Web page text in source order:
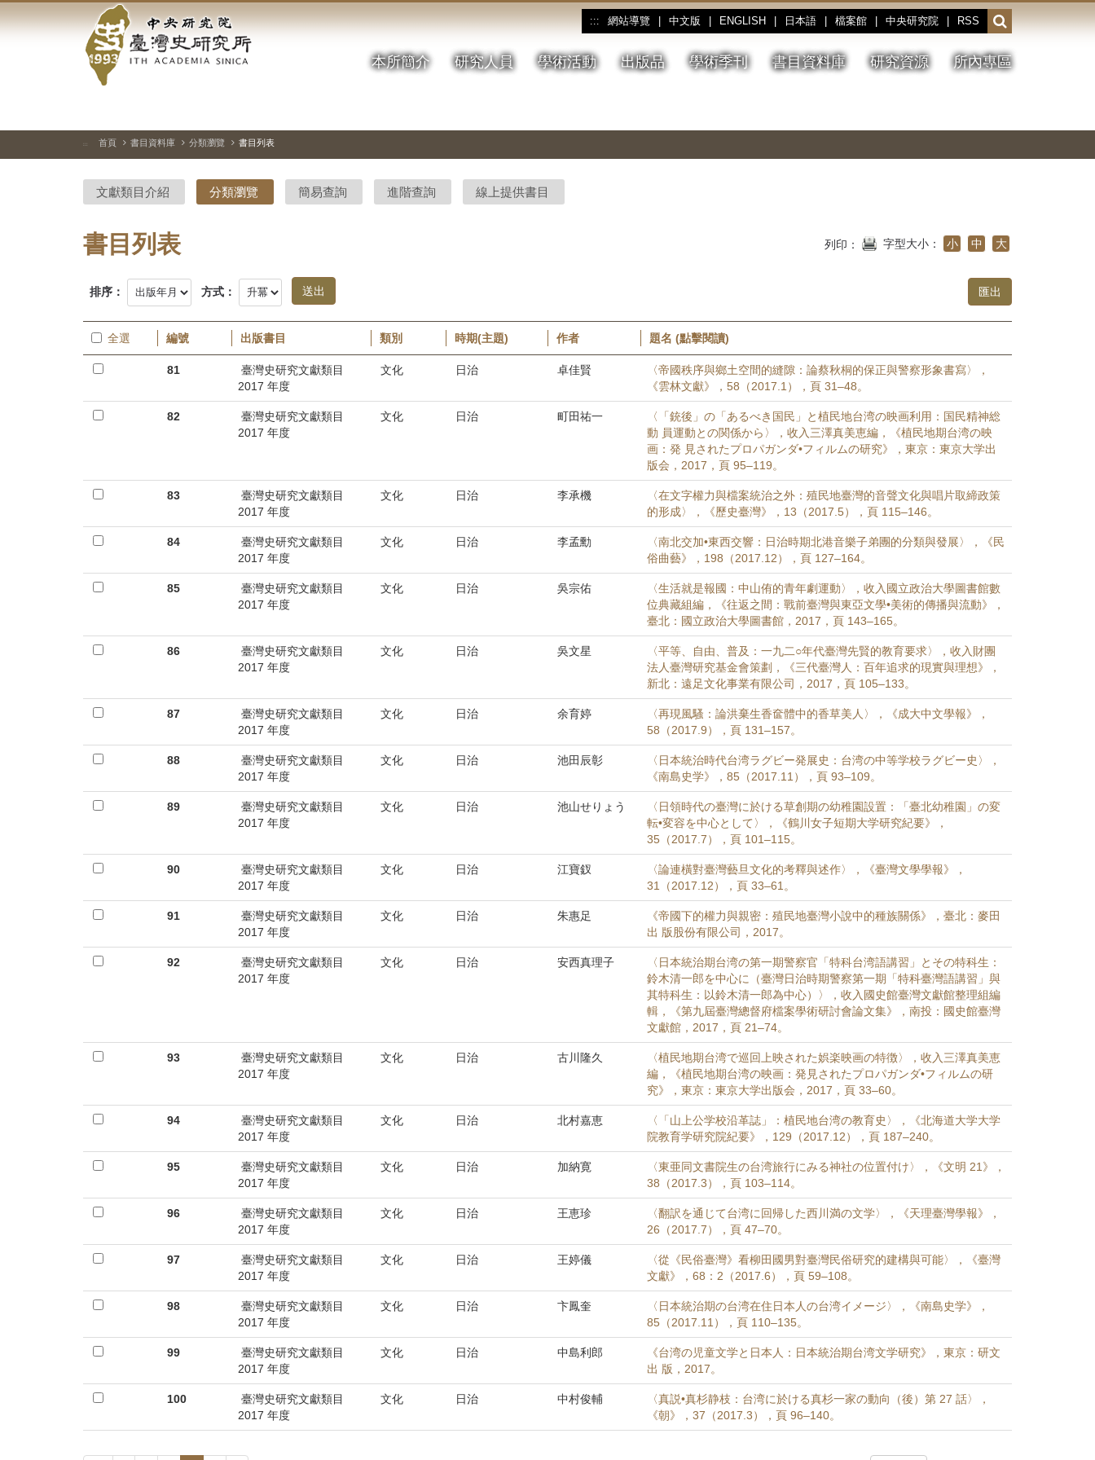
到
中
央
研
院-
臺
灣
史
究
所-
首
頁
::: 網站導覽 中文版 ENGLISH 日本語 檔案館 中央研究院 RSS
開
啟
或
收
本所簡介 研究人員 學術活動 出版品 學術季刊 書目資料庫 研究資源 所內專區
停、
圖
圖
結
::: 首頁 書目資料庫 分類瀏覽 書目列表
文獻類目介紹 分類瀏覽 簡易查詢 進階查詢 線上提供書目
書目列表 列印： 字型大小： 小 中 大
排序： 方式：
全選 編號 出版書目 類別 時期(主題) 作者 題名 (點擊閱讀)
81
臺灣史研究文獻類目
2017 年度
文化 日治 卓佳賢
〈帝國秩序與鄉土空間的縫隙：論蔡秋桐的保正與警察形象書寫〉，
《雲林文獻》，58（2017.1），頁 31–48。
82
臺灣史研究文獻類目
2017 年度
文化 日治 町田祐一
〈「銃後」の「あるべき国民」と植民地台湾の映画利用：国民精神総
動 員運動との関係から〉，收入三澤真美恵編，《植民地期台湾の映
画：発 見されたプロパガンダ•フィルムの研究》，東京：東京大学出
版会，2017，頁 95–119。
83
臺灣史研究文獻類目
2017 年度
文化 日治 李承機
〈在文字權力與檔案統治之外：殖民地臺灣的音聲文化與唱片取締政策
的形成〉，《歷史臺灣》，13（2017.5），頁 115–146。
84
臺灣史研究文獻類目
2017 年度
文化 日治 李孟勳
〈南北交加•東西交響：日治時期北港音樂子弟團的分類與發展〉，《民
俗曲藝》，198（2017.12），頁 127–164。
85
臺灣史研究文獻類目
2017 年度
文化 日治 吳宗佑
〈生活就是報國：中山侑的青年劇運動〉，收入國立政治大學圖書館數
位典藏組編，《往返之間：戰前臺灣與東亞文學•美術的傳播與流動》，
臺北：國立政治大學圖書館，2017，頁 143–165。
86
臺灣史研究文獻類目
2017 年度
文化 日治 吳文星
〈平等、自由、普及：一九二○年代臺灣先賢的教育要求〉，收入財團
法人臺灣研究基金會策劃，《三代臺灣人：百年追求的現實與理想》，
新北：遠足文化事業有限公司，2017，頁 105–133。
87
臺灣史研究文獻類目
2017 年度
文化 日治 余育婷
〈再現風騷：論洪棄生香奩體中的香草美人〉，《成大中文學報》，
58（2017.9），頁 131–157。
88
臺灣史研究文獻類目
2017 年度
文化 日治 池田辰彰
〈日本統治時代台湾ラグビー発展史：台湾の中等学校ラグビー史〉，
《南島史学》，85（2017.11），頁 93–109。
89
臺灣史研究文獻類目
2017 年度
文化 日治 池山せりょう
〈日領時代の臺灣に於ける草創期の幼稚園設置：「臺北幼稚園」の変
転•変容を中心として〉，《鶴川女子短期大学研究紀要》，
35（2017.7），頁 101–115。
90
臺灣史研究文獻類目
2017 年度
文化 日治 江寶釵
〈論連橫對臺灣藝旦文化的考釋與述作〉，《臺灣文學學報》，
31（2017.12），頁 33–61。
91
臺灣史研究文獻類目
2017 年度
文化 日治 朱惠足
《帝國下的權力與親密：殖民地臺灣小說中的種族關係》，臺北：麥田
出 版股份有限公司，2017。
92
臺灣史研究文獻類目
2017 年度
文化 日治 安西真理子
〈日本統治期台湾の第一期警察官「特科台湾語講習」とその特科生：
鈴木清一郎を中心に（臺灣日治時期警察第一期「特科臺灣語講習」與
其特科生：以鈴木清一郎為中心）〉，收入國史館臺灣文獻館整理組編
輯，《第九屆臺灣總督府檔案學術研討會論文集》，南投：國史館臺灣
文獻館，2017，頁 21–74。
93
臺灣史研究文獻類目
2017 年度
文化 日治 古川隆久
〈植民地期台湾で巡回上映された娯楽映画の特徴〉，收入三澤真美恵
編，《植民地期台湾の映画：発見されたプロパガンダ•フィルムの研
究》，東京：東京大学出版会，2017，頁 33–60。
94
臺灣史研究文獻類目
2017 年度
文化 日治 北村嘉恵
〈「山上公学校沿革誌」：植民地台湾の教育史〉，《北海道大学大学
院教育学研究院紀要》，129（2017.12），頁 187–240。
95
臺灣史研究文獻類目
2017 年度
文化 日治 加納寛
〈東亜同文書院生の台湾旅行にみる神社の位置付け〉，《文明 21》，
38（2017.3），頁 103–114。
96
臺灣史研究文獻類目
2017 年度
文化 日治 王恵珍
〈翻訳を通じて台湾に回帰した西川満の文学〉，《天理臺灣學報》，
26（2017.7），頁 47–70。
97
臺灣史研究文獻類目
2017 年度
文化 日治 王婷儀
〈從《民俗臺灣》看柳田國男對臺灣民俗研究的建構與可能〉，《臺灣
文獻》，68：2（2017.6），頁 59–108。
98
臺灣史研究文獻類目
2017 年度
文化 日治 卞鳳奎
〈日本統治期の台湾在住日本人の台湾イメージ〉，《南島史学》，
85（2017.11），頁 110–135。
99
臺灣史研究文獻類目
2017 年度
文化 日治 中島利郎
《台湾の児童文学と日本人：日本統治期台湾文学研究》，東京：研文
出 版，2017。
100
臺灣史研究文獻類目
2017 年度
文化 日治 中村俊輔
〈真説•真杉静枝：台湾に於ける真杉一家の動向（後）第 27 話〉，
《朝》，37（2017.3），頁 96–140。